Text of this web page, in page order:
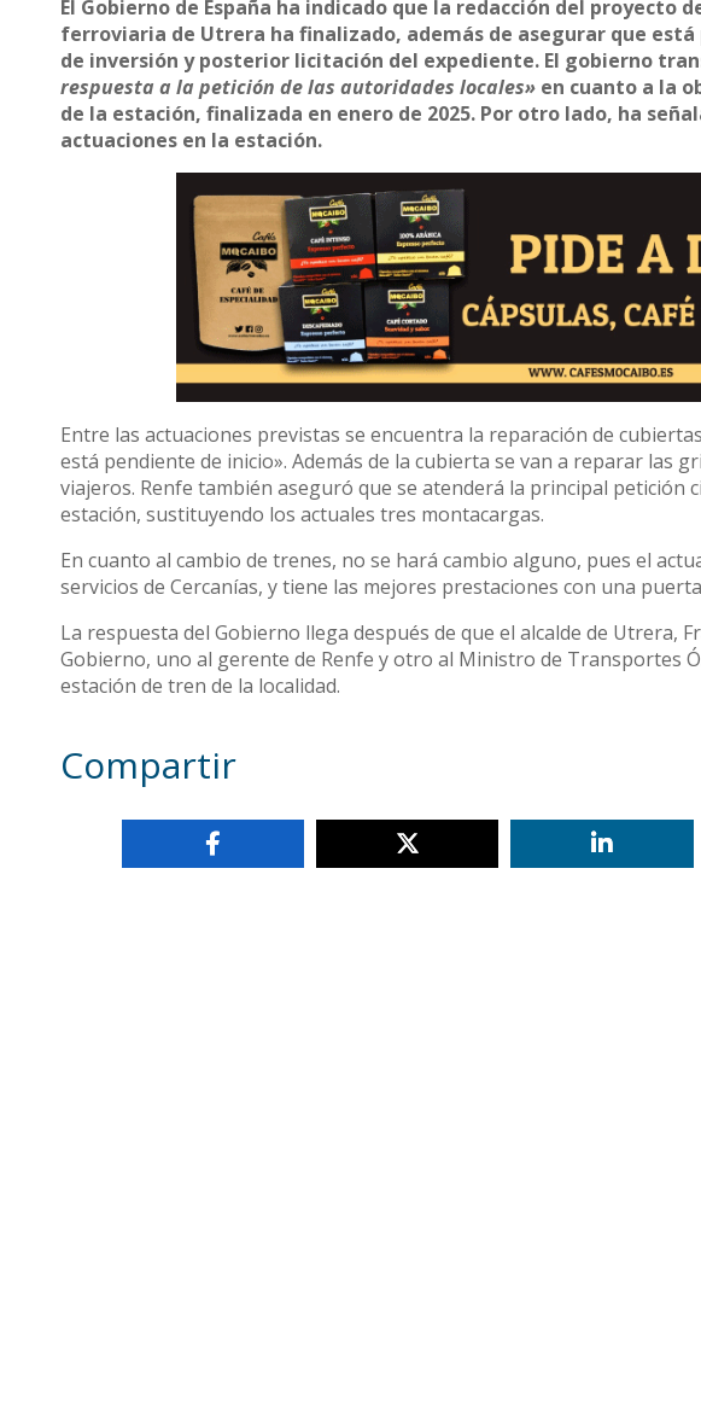
El Gobierno de España ha indicado que la redacción del proyecto
ferroviaria de Utrera ha finalizado, además de asegurar que
de inversión y posterior licitación del expediente. El gobierno
respuesta a la petición de las autoridades locales» en cuanto a la
de la estación, finalizada en enero de 2025. Por otro lado, ha
actuaciones en la estación.
Entre las actuaciones previstas se encuentra la reparación de
está pendiente de inicio». Además de la cubierta se van a reparar las
viajeros. Renfe también aseguró que se atenderá la principal petición
estación, sustituyendo los actuales tres montacargas.
En cuanto al cambio de trenes, no se hará cambio alguno, pues el
servicios de Cercanías, y tiene las mejores prestaciones con una
La respuesta del Gobierno llega después de que el alcalde de Utrera,
Gobierno, uno al gerente de Renfe y otro al Ministro de Transportes
estación de tren de la localidad.
Compartir